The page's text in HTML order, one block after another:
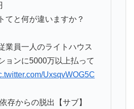
てと何が違いますか？
業員一人のライトハウス
ョンに5000万以上払って
UxsqvWOG5C
存からの脱出【サブ】